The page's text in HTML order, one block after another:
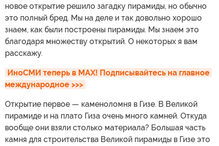
новое открытие решило загадку пирамиды, но обычно
это полный бред. Мы на деле и так довольно хорошо
знаем, как были построены пирамиды. Мы знаем это
благодаря множеству открытий. О некоторых я вам
расскажу.
ИноСМИ теперь в MAX! Подписывайтесь на главное
международное >>>
Открытие первое — каменоломня в Гизе. В Великой
пирамиде и на плато Гиза очень много камней. Откуда
вообще они взяли столько материала? Большая часть
камня для строительства Великой пирамиды в Гизе это